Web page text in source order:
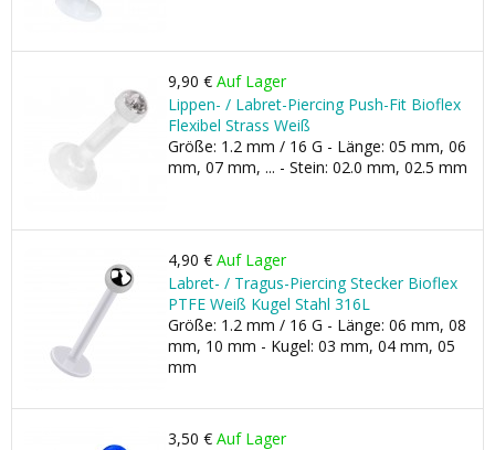
9,90 € Auf Lager
Lippen- / Labret-Piercing Push-Fit Bioflex
Flexibel Strass Weiß
Größe: 1.2 mm / 16 G - Länge: 05 mm, 06
mm, 07 mm, ... - Stein: 02.0 mm, 02.5 mm
4,90 € Auf Lager
Labret- / Tragus-Piercing Stecker Bioflex
PTFE Weiß Kugel Stahl 316L
Größe: 1.2 mm / 16 G - Länge: 06 mm, 08
mm, 10 mm - Kugel: 03 mm, 04 mm, 05
mm
3,50 € Auf Lager